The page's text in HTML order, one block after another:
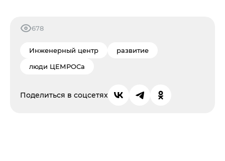
678
Инженерный центр
развитие
люди ЦЕМРОСа
Поделиться в соцсетях